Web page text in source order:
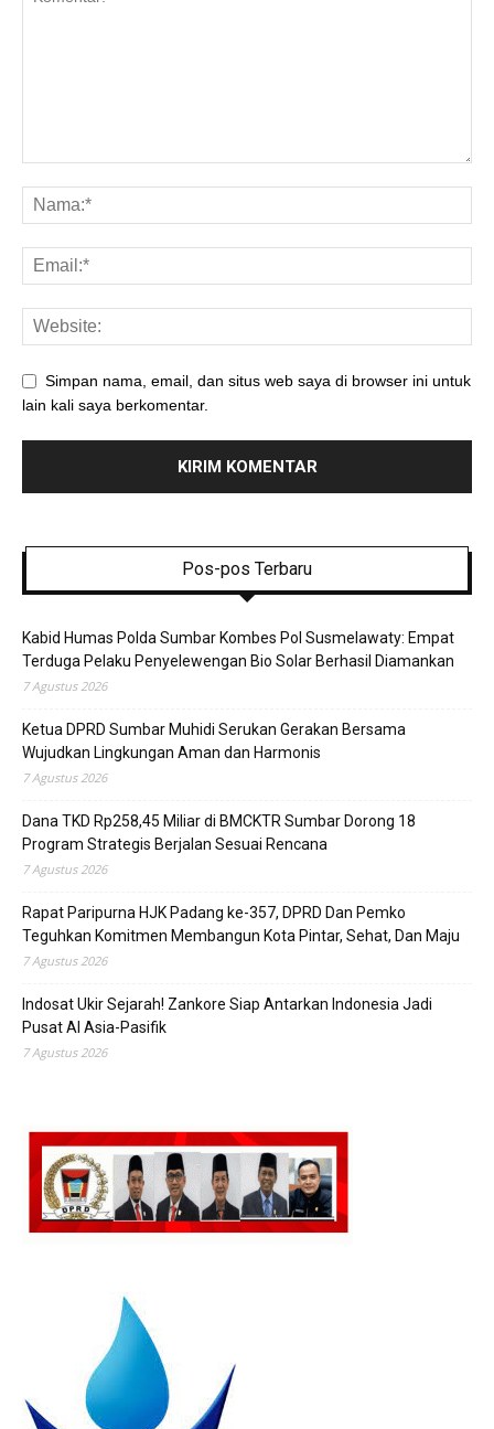
Simpan nama, email, dan situs web saya di browser ini untuk
lain kali saya berkomentar.
Pos-pos Terbaru
Kabid Humas Polda Sumbar Kombes Pol Susmelawaty: Empat
Terduga Pelaku Penyelewengan Bio Solar Berhasil Diamankan
7 Agustus 2026
Ketua DPRD Sumbar Muhidi Serukan Gerakan Bersama
Wujudkan Lingkungan Aman dan Harmonis
7 Agustus 2026
Dana TKD Rp258,45 Miliar di BMCKTR Sumbar Dorong 18
Program Strategis Berjalan Sesuai Rencana
7 Agustus 2026
Rapat Paripurna HJK Padang ke-357, DPRD Dan Pemko
Teguhkan Komitmen Membangun Kota Pintar, Sehat, Dan Maju
7 Agustus 2026
Indosat Ukir Sejarah! Zankore Siap Antarkan Indonesia Jadi
Pusat AI Asia-Pasifik
7 Agustus 2026